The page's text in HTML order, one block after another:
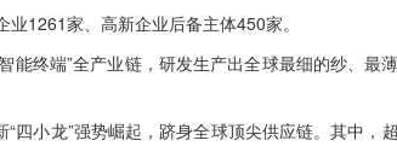
1261家、高新企业后备主体450家。
端”全产业链，研发生产出全球最细的纱、最薄
小龙”强势崛起，跻身全球顶尖供应链。其中，